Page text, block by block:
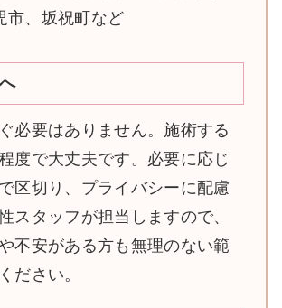
市、坂祝町など
必要はありません。施術する
度で大丈夫です。必要に応じ
区切り、プライバシーに配慮
スタッフが担当しますので、
不安がある方も無理のない範
ださい。